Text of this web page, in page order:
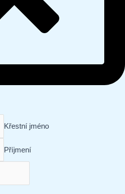
Křestní jméno
Příjmení